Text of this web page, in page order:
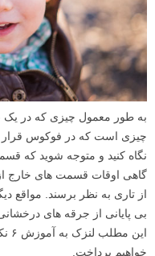
به طور معمول چیزی که در
چیزی است که در فوکوس قرار
نگاه کنید و متوجه شوید که
گاهی اوقات قسمت های خارج
از تاری به نظر برسند.
بی پایانی از جرقه های
خواهیم پرداخت.